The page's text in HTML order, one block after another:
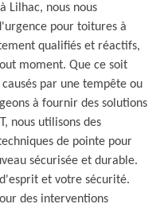
Lilhac, nous nous
pour toitures à
qualifiés et réactifs,
moment. Que ce soit
par une tempête ou
à fournir des solutions
nous utilisons des
de pointe pour
sécurisée et durable.
et votre sécurité.
des interventions